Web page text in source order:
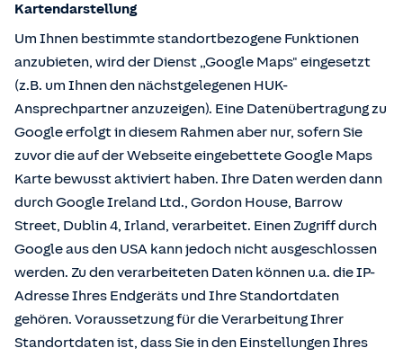
Kartendarstellung
Um Ihnen bestimmte standortbezogene Funktionen
anzubieten, wird der Dienst „Google Maps" eingesetzt
(z.B. um Ihnen den nächstgelegenen HUK-
Ansprechpartner anzuzeigen). Eine Datenübertragung zu
Google erfolgt in diesem Rahmen aber nur, sofern Sie
zuvor die auf der Webseite eingebettete Google Maps
Karte bewusst aktiviert haben. Ihre Daten werden dann
durch Google Ireland Ltd., Gordon House, Barrow
Street, Dublin 4, Irland, verarbeitet. Einen Zugriff durch
Google aus den USA kann jedoch nicht ausgeschlossen
werden. Zu den verarbeiteten Daten können u.a. die IP-
Adresse Ihres Endgeräts und Ihre Standortdaten
gehören. Voraussetzung für die Verarbeitung Ihrer
Standortdaten ist, dass Sie in den Einstellungen Ihres